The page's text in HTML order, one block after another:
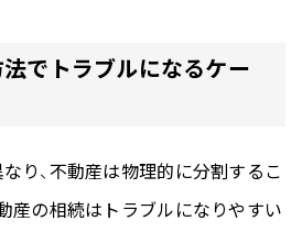
でトラブルになるケー
り、不動産は物理的に分割するこ
産の相続はトラブルになりやすい